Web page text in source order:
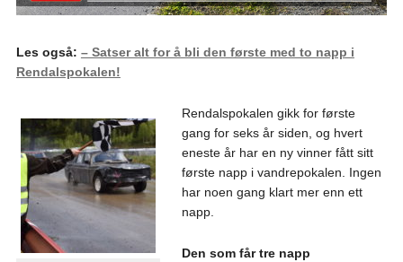
Les også: – Satser alt for å bli den første med to napp i
Rendalspokalen!
Rendalspokalen gikk for første
gang for seks år siden, og hvert
eneste år har en ny vinner fått sitt
første napp i vandrepokalen. Ingen
har noen gang klart mer enn ett
napp.
Den som får tre napp